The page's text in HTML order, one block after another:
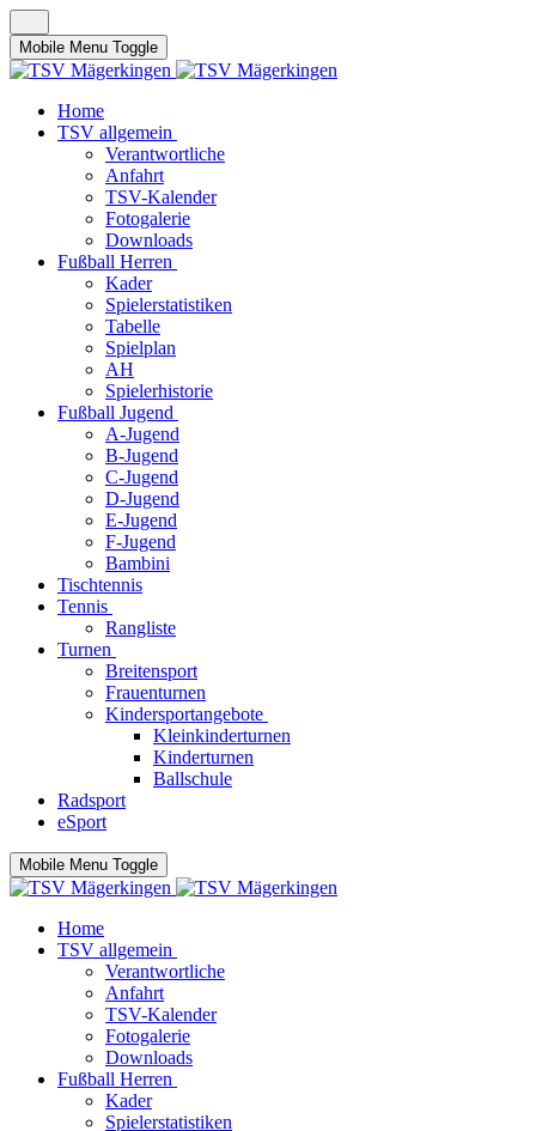
Mobile Menu Toggle
Home
TSV allgemein
Verantwortliche
Anfahrt
TSV-Kalender
Fotogalerie
Downloads
Fußball Herren
Kader
Spielerstatistiken
Tabelle
Spielplan
AH
Spielerhistorie
Fußball Jugend
A-Jugend
B-Jugend
C-Jugend
D-Jugend
E-Jugend
F-Jugend
Bambini
Tischtennis
Tennis
Rangliste
Turnen
Breitensport
Frauenturnen
Kindersportangebote
Kleinkinderturnen
Kinderturnen
Ballschule
Radsport
eSport
Mobile Menu Toggle
Home
TSV allgemein
Verantwortliche
Anfahrt
TSV-Kalender
Fotogalerie
Downloads
Fußball Herren
Kader
Spielerstatistiken